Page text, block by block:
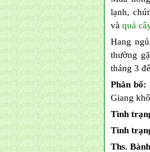
lạnh,
và quả
Hang
thường
tháng 3
Phân bố:
Giang
Tình
Tình
Ths.